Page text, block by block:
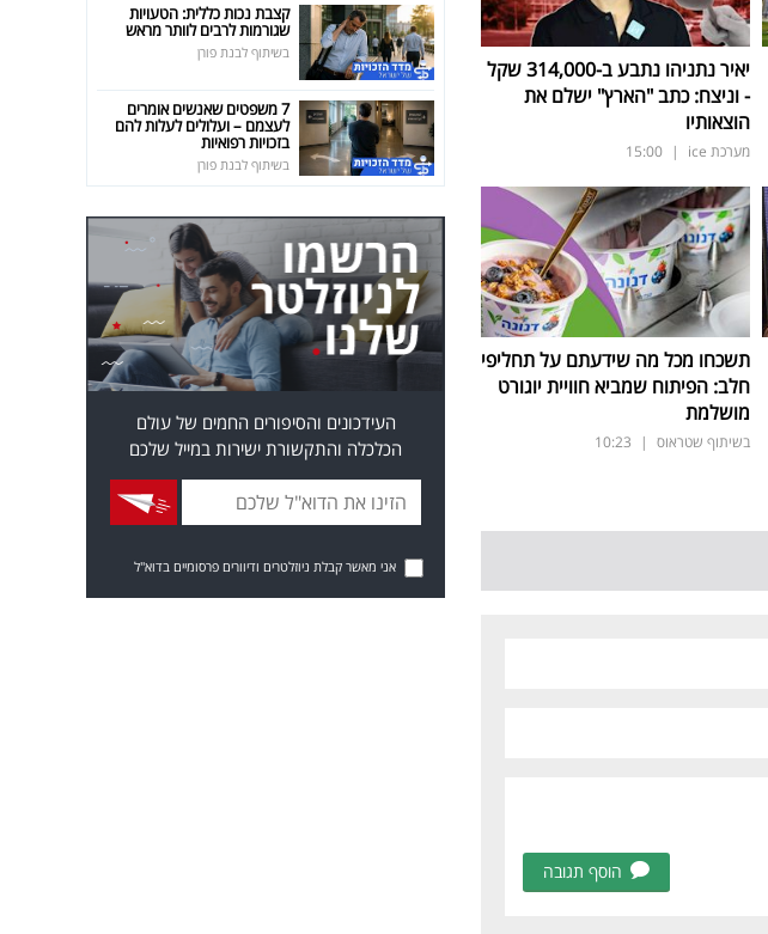
יאיר נתניהו נתבע ב-314,000 שקל
- וניצח: כתב "הארץ" ישלם את
הוצאותיו
מערכת ice |
15:00
תשכחו מכל מה שידעתם על תחליפי
חלב: הפיתוח שמביא חוויית יוגורט
מושלמת
בשיתוף שטראוס |
10:23
הוסף תגובה
קצבת נכות כללית: הטעויות
שגורמות לרבים לוותר מראש
בשיתוף לבנת פורן
7 משפטים שאנשים אומרים
לעצמם – ועלולים לעלות להם
בזכויות רפואיות
בשיתוף לבנת פורן
העידכונים והסיפורים החמים של עולם
הכלכלה והתקשורת ישירות במייל שלכם
אני מאשר קבלת ניוזלטרים ודיוורים פרסומיים בדוא"ל